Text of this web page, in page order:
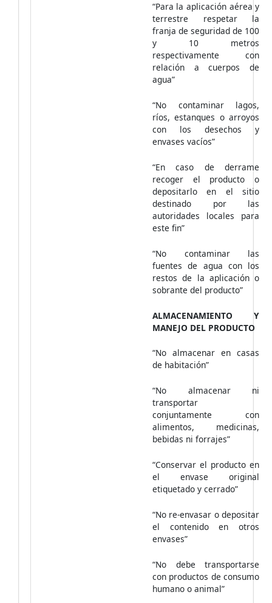
“Para la aplicación aérea y
terrestre respetar la
franja de seguridad de 100
y 10 metros
respectivamente con
relación a cuerpos de
agua”
“No contaminar lagos,
ríos, estanques o arroyos
con los desechos y
envases vacíos”
“En caso de derrame
recoger el producto o
depositarlo en el sitio
destinado por las
autoridades locales para
este fin”
“No contaminar las
fuentes de agua con los
restos de la aplicación o
sobrante del producto”
ALMACENAMIENTO Y
MANEJO DEL PRODUCTO
“No almacenar en casas
de habitación”
“No almacenar ni
transportar
conjuntamente con
alimentos, medicinas,
bebidas ni forrajes”
“Conservar el producto en
el envase original
etiquetado y cerrado”
“No re-envasar o depositar
el contenido en otros
envases”
“No debe transportarse
con productos de consumo
humano o animal”